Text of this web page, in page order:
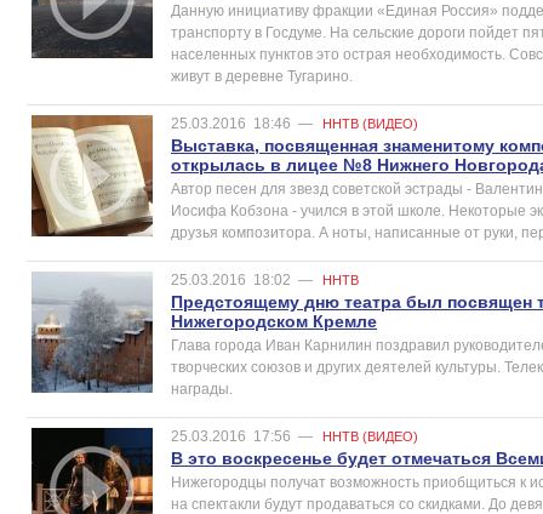
Данную инициативу фракции «Единая Россия»
транспорту в Госдуме. На сельские дороги пойдет
населенных пунктов это острая необходимость.
живут в деревне Тугарино.
25.03.2016 18:46 — ННТВ (ВИДЕО)
Выставка, посвященная знаменитому
открылась в лицее №8 Нижнего
Автор песен для звезд советской эстрады -
Иосифа Кобзона - учился в этой школе. Некоторые
друзья композитора. А ноты, написанные от руки,
25.03.2016 18:02 — ННТВ
Предстоящему дню театра был посвящен
Нижегородском Кремле
Глава города Иван Карнилин поздравил
творческих союзов и других деятелей культуры.
награды.
25.03.2016 17:56 — ННТВ (ВИДЕО)
В это воскресенье будет отмечаться
Нижегородцы получат возможность приобщиться к
на спектакли будут продаваться со скидками. До